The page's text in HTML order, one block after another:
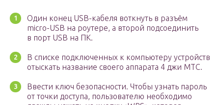
Один конец USB-кабеля воткнуть в разъём
micro-USB на роутере, а второй подсоединить
в порт USB на ПК.
В списке подключенных к компьютеру устройств
отыскать название своего аппарата 4 джи МТС.
Ввести ключ безопасности. Чтобы узнать пароль
от точки доступа, пользователю необходимо